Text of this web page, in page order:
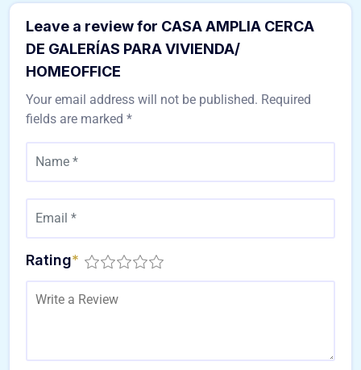
Leave a review for CASA AMPLIA CERCA
DE GALERÍAS PARA VIVIENDA/
HOMEOFFICE
Your email address will not be published. Required
fields are marked *
Rating*